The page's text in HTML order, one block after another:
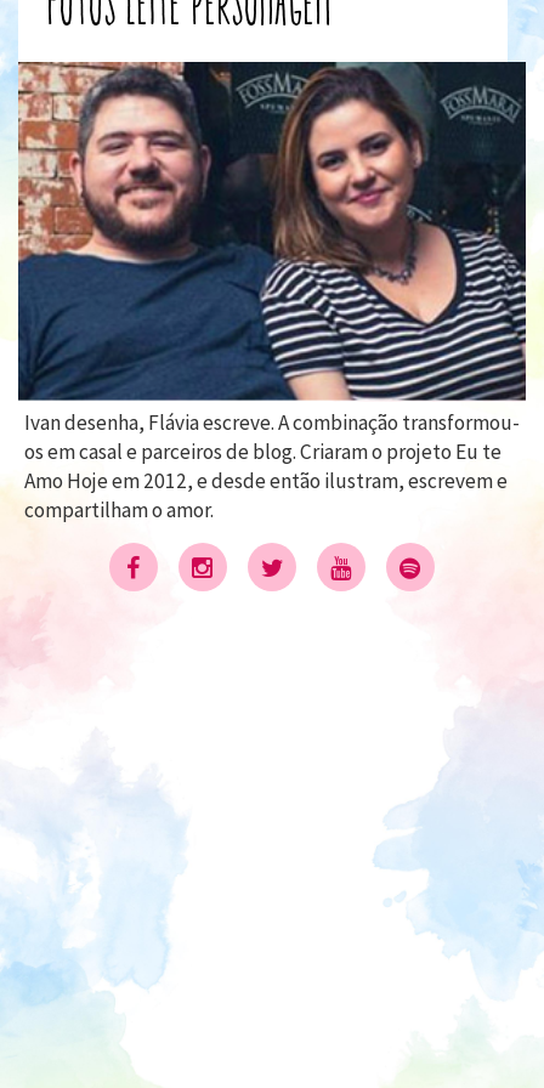
Ivan desenha, Flávia escreve. A combinação transformou-
os em casal e parceiros de blog. Criaram o projeto Eu te
Amo Hoje em 2012, e desde então ilustram, escrevem e
compartilham o amor.